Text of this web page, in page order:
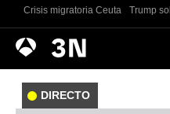
Crisis migratoria Ceuta Trump
Antena
3
Noticias
DIRECTO